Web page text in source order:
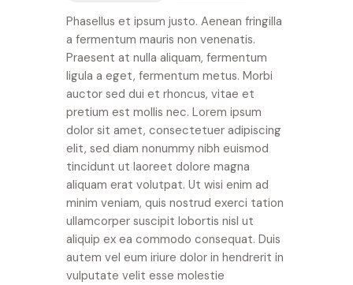
TRAVEL/SERVICES
TESTIMONIALS
GALLERY
CONTACTS
Phasellus et ipsum justo. Aenean fringilla
a fermentum mauris non venenatis.
Praesent at nulla aliquam, fermentum
ligula a eget, fermentum metus. Morbi
auctor sed dui et rhoncus, vitae et
pretium est mollis nec. Lorem ipsum
dolor sit amet, consectetuer adipiscing
elit, sed diam nonummy nibh euismod
tincidunt ut laoreet dolore magna
aliquam erat volutpat. Ut wisi enim ad
minim veniam, quis nostrud exerci tation
ullamcorper suscipit lobortis nisl ut
aliquip ex ea commodo consequat. Duis
autem vel eum iriure dolor in hendrerit in
vulputate velit esse molestie